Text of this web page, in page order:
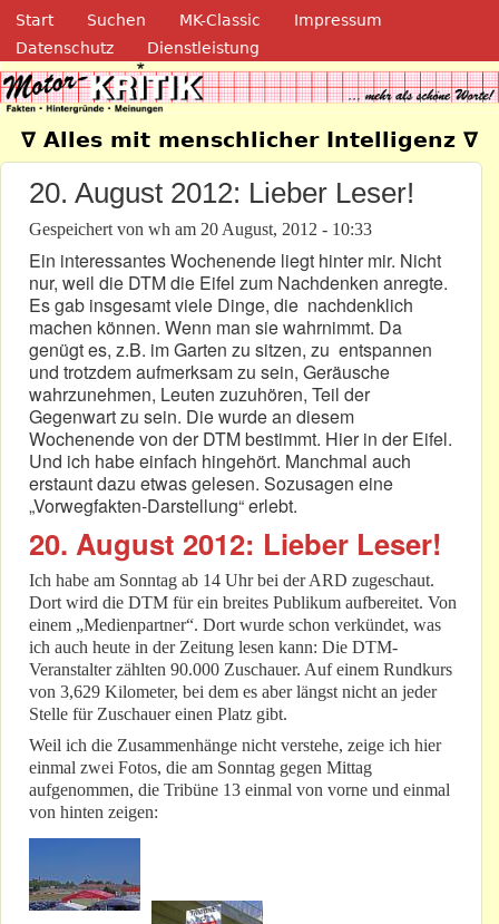
Direkt zum Inhalt
Navigation
Start Suchen MK-Classic
Impressum
Datenschutz
Dienstleistung
Motor-Kritik.de
∇ Alles mit menschlicher Intelligenz ∇
20. August 2012: Lieber Leser!
Gespeichert von wh am 20 August, 2012 - 10:33
Ein interessantes Wochenende liegt hinter mir. Nicht
nur, weil die DTM die Eifel zum Nachdenken anregte.
Es gab insgesamt viele Dinge, die nachdenklich
machen können. Wenn man sie wahrnimmt. Da
genügt es, z.B. im Garten zu sitzen, zu entspannen
und trotzdem aufmerksam zu sein, Geräusche
wahrzunehmen, Leuten zuzuhören, Teil der
Gegenwart zu sein. Die wurde an diesem
Wochenende von der DTM bestimmt. Hier in der Eifel.
Und ich habe einfach hingehört. Manchmal auch
erstaunt dazu etwas gelesen. Sozusagen eine
„Vorwegfakten-Darstellung“ erlebt.
20. August 2012: Lieber Leser!
Ich habe am Sonntag ab 14 Uhr bei der ARD zugeschaut.
Dort wird die DTM für ein breites Publikum aufbereitet. Von
einem „Medienpartner“. Dort wurde schon verkündet, was
ich auch heute in der Zeitung lesen kann: Die DTM-
Veranstalter zählten 90.000 Zuschauer. Auf einem Rundkurs
von 3,629 Kilometer, bei dem es aber längst nicht an jeder
Stelle für Zuschauer einen Platz gibt.
Weil ich die Zusammenhänge nicht verstehe, zeige ich hier
einmal zwei Fotos, die am Sonntag gegen Mittag
aufgenommen, die Tribüne 13 einmal von vorne und einmal
von hinten zeigen: